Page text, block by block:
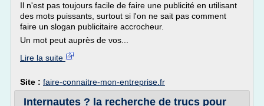
Il n'est pas toujours facile de faire une publicité en utilisant
des mots puissants, surtout si l'on ne sait pas comment
faire un slogan publicitaire accrocheur.
Un mot peut auprès de vos...
Lire la suite
Site : faire-connaitre-mon-entreprise.fr
Internautes ? la recherche de trucs pour